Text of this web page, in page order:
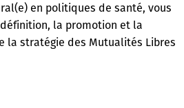
en politiques de santé, vous
la promotion et la
la stratégie des Mutualités Libres